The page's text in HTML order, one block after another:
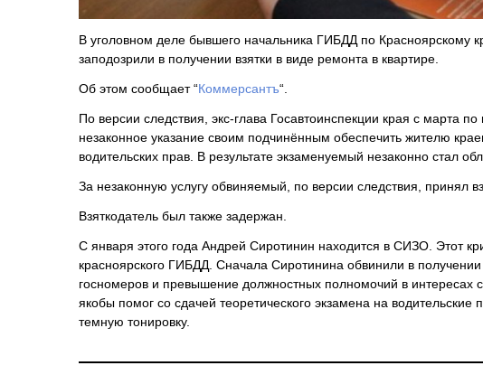
В уголовном деле бывшего начальника ГИБДД по Красноярскому
заподозрили в получении взятки в виде ремонта в квартире.
Об этом сообщает “Коммерсантъ“.
По версии следствия, экс-глава Госавтоинспекции края с марта
незаконное указание своим подчинённым обеспечить жителю
водительских прав. В результате экзаменуемый незаконно стал
За незаконную услугу обвиняемый, по версии следствия, принял
Взяткодатель был также задержан.
С января этого года Андрей Сиротинин находится в СИЗО. Этот
красноярского ГИБДД. Сначала Сиротинина обвинили в
госномеров и превышение должностных полномочий в интересах
якобы помог со сдачей теоретического экзамена на
темную тонировку.